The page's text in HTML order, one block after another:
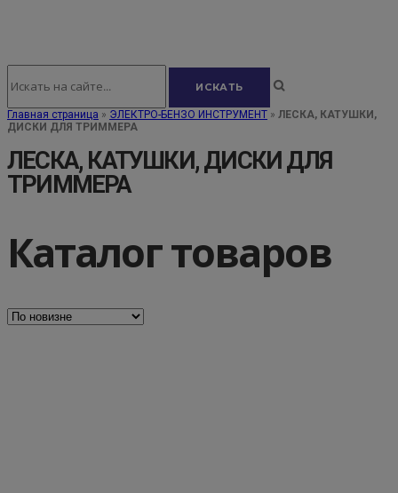
Главная страница » ЭЛЕКТРО-БЕНЗО ИНСТРУМЕНТ » ЛЕСКА, КАТУШКИ,
ДИСКИ ДЛЯ ТРИММЕРА
ЛЕСКА, КАТУШКИ, ДИСКИ ДЛЯ
ТРИММЕРА
Каталог товаров